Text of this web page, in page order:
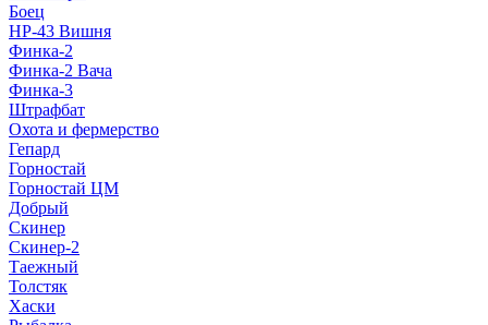
Боец
НР-43 Вишня
Финка-2
Финка-2 Вача
Финка-3
Штрафбат
Охота и фермерство
Гепард
Горностай
Горностай ЦМ
Добрый
Скинер
Скинер-2
Таежный
Толстяк
Хаски